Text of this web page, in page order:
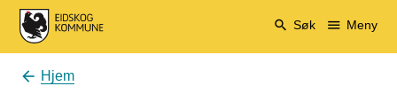
Eidskog kommune Søk Meny
Du er her:
Hjem